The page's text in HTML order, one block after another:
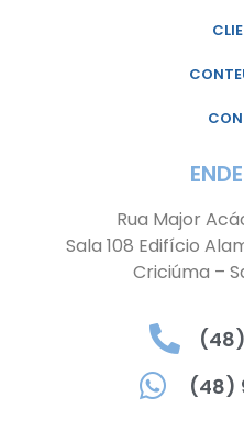
Rua Major
Sala 108 Edifício
Criciúma –
(48)
(48)